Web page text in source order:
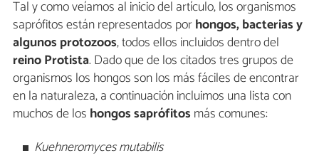
Tal y como veíamos al inicio del artículo, los organismos
saprófitos están representados porhongos, bacterias y
algunos protozoos, todos ellos incluidos dentro del
reino Protista. Dado que de los citados tres grupos de
organismos los hongos son los más fáciles de encontrar
en la naturaleza, a continuación incluimos una lista con
muchos de los hongos saprófitos más comunes:
Kuehneromyces mutabilis